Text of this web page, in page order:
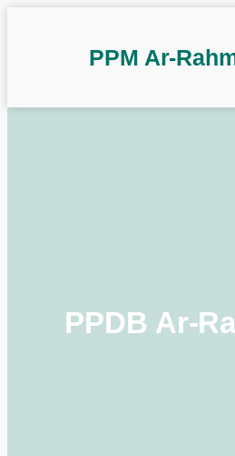
PPM Ar-
PPDB Ar-